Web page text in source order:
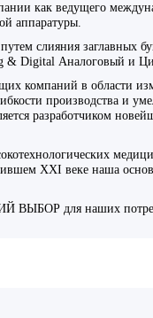
как ведущего
аппаратуры.
слияния заглавных
& Digital Аналоговый и
компаний в области
производства и
разработчиком
XXI веке наша
ВЫБОР для наших